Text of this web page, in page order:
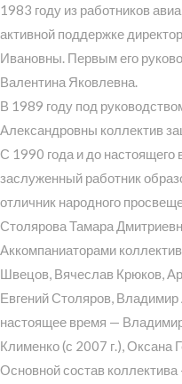
1983 году из работников
активной поддержке
Ивановны. Первым его
Валентина Яковлевна.
В 1989 году под
Александровны коллектив
С 1990 года и до настоящего
заслуженный работник
отличник народного
Столярова Тамара
Аккомпаниаторами
Швецов, Вячеслав Крюков,
Евгений Столяров,
настоящее время —
Клименко (с 2007 г.), Оксана
Основной состав